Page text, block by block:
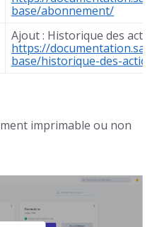
base/abonnement/
Ajout : Historique des
https://
base/historique-des-
imprimable ou non